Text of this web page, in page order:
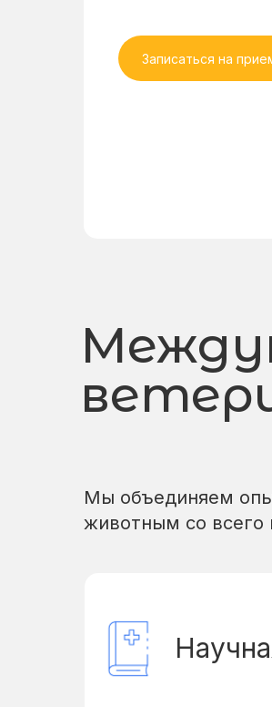
Записаться на
Мы объединяем
животным со всего